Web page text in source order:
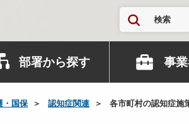
検索
部署から探す 事
・国保 認知症関連 各市町村の認知症施